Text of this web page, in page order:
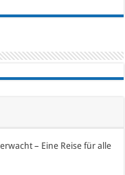
– Eine Reise für alle